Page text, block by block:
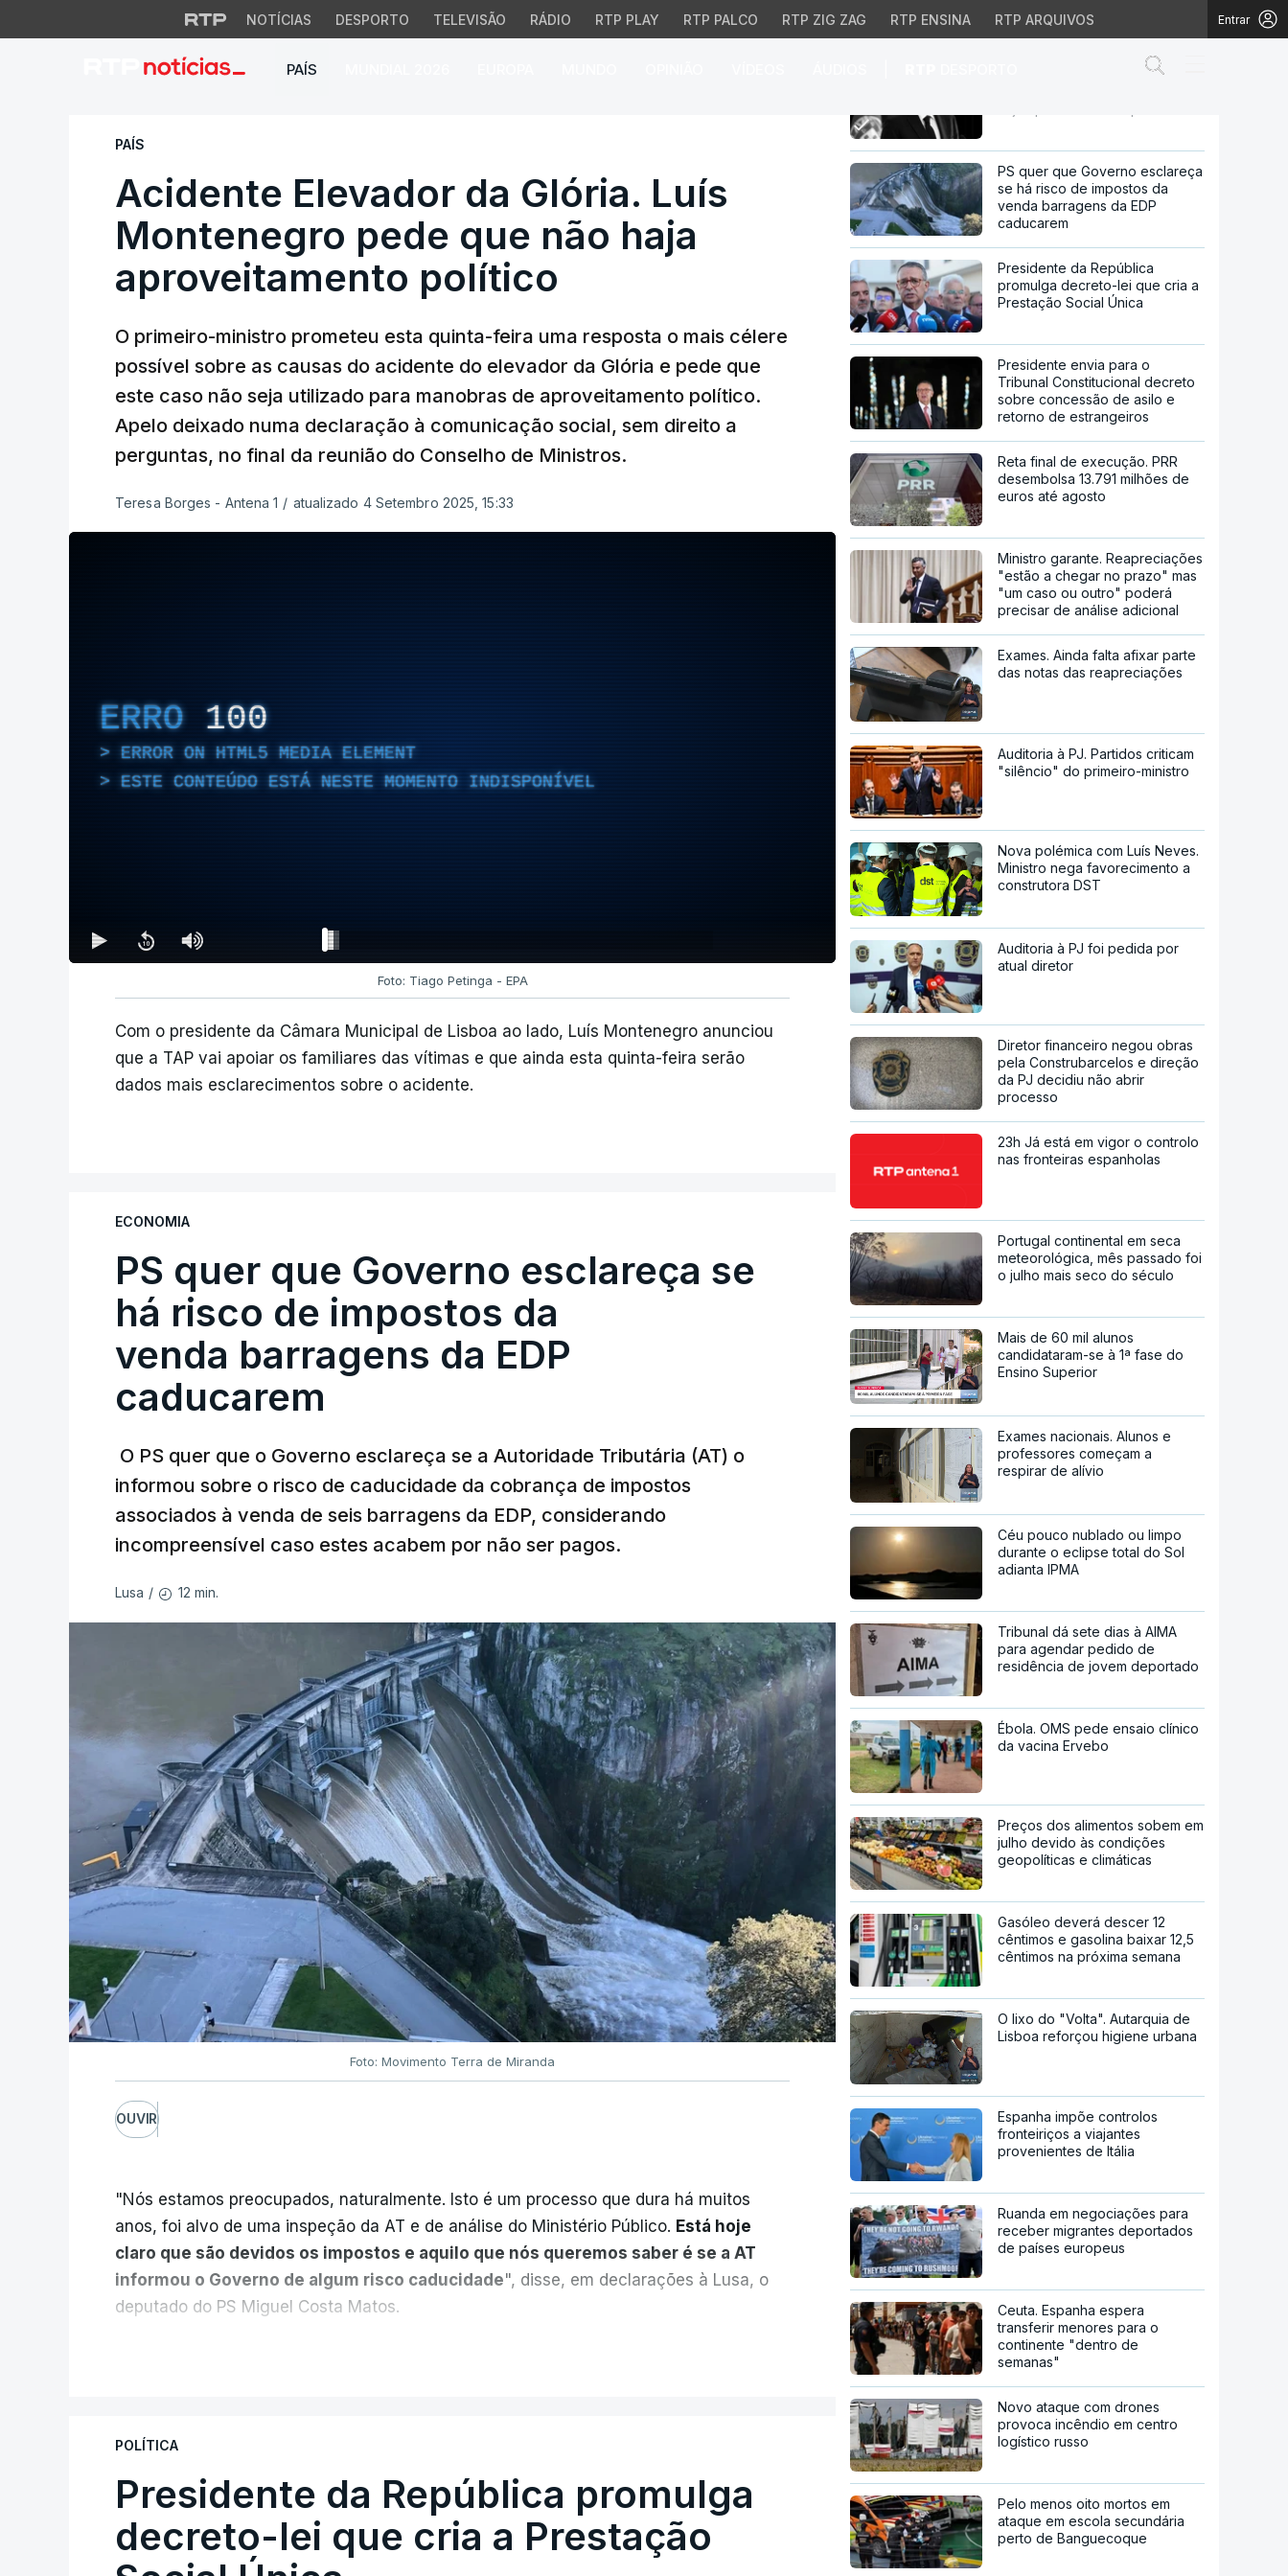
NOTÍCIAS DESPORTO TELEVISÃO RÁDIO RTP PLAY RTP PALCO RTP ZIG ZAG RTP ENSINA RTP ARQUIVOS Entrar
PAÍS
Acidente Elevador da Glória. Luís Montenegro pede que não
PAÍS
Acidente Elevador da Glória. Luís
Montenegro pede que não haja
aproveitamento político
O primeiro-ministro prometeu esta quinta-feira uma resposta o mais célere
possível sobre as causas do acidente do elevador da Glória e pede que
este caso não seja utilizado para manobras de aproveitamento político.
Apelo deixado numa declaração à comunicação social, sem direito a
perguntas, no final da reunião do Conselho de Ministros.
Teresa Borges - Antena 1 / atualizado 4 Setembro 2025, 15:33
ERRO 100
ERROR ON HTML5 MEDIA ELEMENT
ESTE CONTEÚDO ESTÁ NESTE MOMENTO INDISPONÍVEL
Foto: Tiago Petinga - EPA
Com o presidente da Câmara Municipal de Lisboa ao lado, Luís Montenegro anunciou
que a TAP vai apoiar os familiares das vítimas e que ainda esta quinta-feira serão
dados mais esclarecimentos sobre o acidente.
ECONOMIA
PS quer que Governo esclareça se
há risco de impostos da
venda barragens da EDP
caducarem
O PS quer que o Governo esclareça se a Autoridade Tributária (AT) o
informou sobre o risco de caducidade da cobrança de impostos
associados à venda de seis barragens da EDP, considerando
incompreensível caso estes acabem por não ser pagos.
Lusa / 12 min.
Foto: Movimento Terra de Miranda
OUVIR
"Nós estamos preocupados, naturalmente. Isto é um processo que dura há muitos
anos, foi alvo de uma inspeção da AT e de análise do Ministério Público. Está hoje
claro que são devidos os impostos e aquilo que nós queremos saber é se a AT
informou o Governo de algum risco caducidade", disse, em declarações à Lusa, o
deputado do PS Miguel Costa Matos.
Estado e das Finanças, Joaquim Miranda Sarmento, sobre o tema.
"Naturalmente que nós acreditamos na autonomia da AT, acreditamos também na
sua competência e, portanto, temos confiança que farão tudo o possível para que
estes impostos sejam realmente cobrados", ressalvou.
POLÍTICA
Presidente da República promulga
decreto-lei que cria a Prestação
Acidente Elevador da Glória.
PS quer que Governo esclareça
se há risco de impostos da
venda barragens da EDP
caducarem
Presidente da República
promulga decreto-lei que cria a
Prestação Social Única
Presidente envia para o
Tribunal Constitucional decreto
sobre concessão de asilo e
retorno de estrangeiros
Reta final de execução. PRR
desembolsa 13.791 milhões de
euros até agosto
Ministro garante. Reapreciações
"estão a chegar no prazo" mas
"um caso ou outro" poderá
precisar de análise adicional
Exames. Ainda falta afixar parte
das notas das reapreciações
Auditoria à PJ. Partidos criticam
"silêncio" do primeiro-ministro
Nova polémica com Luís Neves.
Ministro nega favorecimento a
construtora DST
Auditoria à PJ foi pedida por
atual diretor
Diretor financeiro negou obras
pela Construbarcelos e direção
da PJ decidiu não abrir
processo
23h Já está em vigor o controlo
nas fronteiras espanholas
Portugal continental em seca
meteorológica, mês passado foi
o julho mais seco do século
Mais de 60 mil alunos
candidataram-se à 1ª fase do
Ensino Superior
Exames nacionais. Alunos e
professores começam a
respirar de alívio
Céu pouco nublado ou limpo
durante o eclipse total do Sol
adianta IPMA
Tribunal dá sete dias à AIMA
para agendar pedido de
residência de jovem deportado
Ébola. OMS pede ensaio clínico
da vacina Ervebo
Preços dos alimentos sobem em
julho devido às condições
geopolíticas e climáticas
Gasóleo deverá descer 12
cêntimos e gasolina baixar 12,5
cêntimos na próxima semana
O lixo do "Volta". Autarquia de
Lisboa reforçou higiene urbana
Espanha impõe controlos
fronteiriços a viajantes
provenientes de Itália
Ruanda em negociações para
receber migrantes deportados
de países europeus
Ceuta. Espanha espera
transferir menores para o
continente "dentro de
semanas"
Novo ataque com drones
provoca incêndio em centro
logístico russo
Pelo menos oito mortos em
ataque em escola secundária
perto de Banguecoque